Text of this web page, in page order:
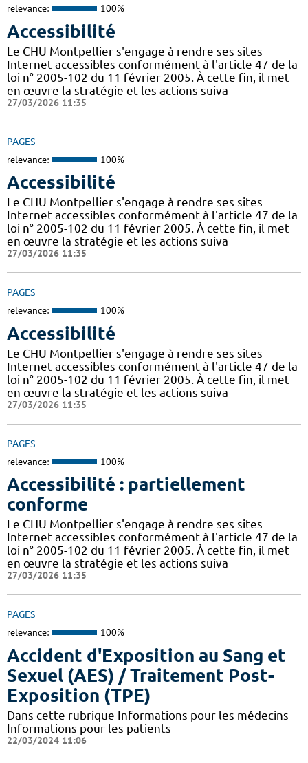
relevance: 100%
Accessibilité
Le CHU Montpellier s'engage à rendre ses sites
Internet accessibles conformément à l'article 47 de la
loi n° 2005-102 du 11 février 2005. À cette fin, il met
en œuvre la stratégie et les actions suiva
27/03/2026 11:35
PAGES
relevance: 100%
Accessibilité
Le CHU Montpellier s'engage à rendre ses sites
Internet accessibles conformément à l'article 47 de la
loi n° 2005-102 du 11 février 2005. À cette fin, il met
en œuvre la stratégie et les actions suiva
27/03/2026 11:35
PAGES
relevance: 100%
Accessibilité
Le CHU Montpellier s'engage à rendre ses sites
Internet accessibles conformément à l'article 47 de la
loi n° 2005-102 du 11 février 2005. À cette fin, il met
en œuvre la stratégie et les actions suiva
27/03/2026 11:35
PAGES
relevance: 100%
Accessibilité : partiellement
conforme
Le CHU Montpellier s'engage à rendre ses sites
Internet accessibles conformément à l'article 47 de la
loi n° 2005-102 du 11 février 2005. À cette fin, il met
en œuvre la stratégie et les actions suiva
27/03/2026 11:35
PAGES
relevance: 100%
Accident d'Exposition au Sang et
Sexuel (AES) / Traitement Post-
Exposition (TPE)
Dans cette rubrique Informations pour les médecins
Informations pour les patients
22/03/2024 11:06